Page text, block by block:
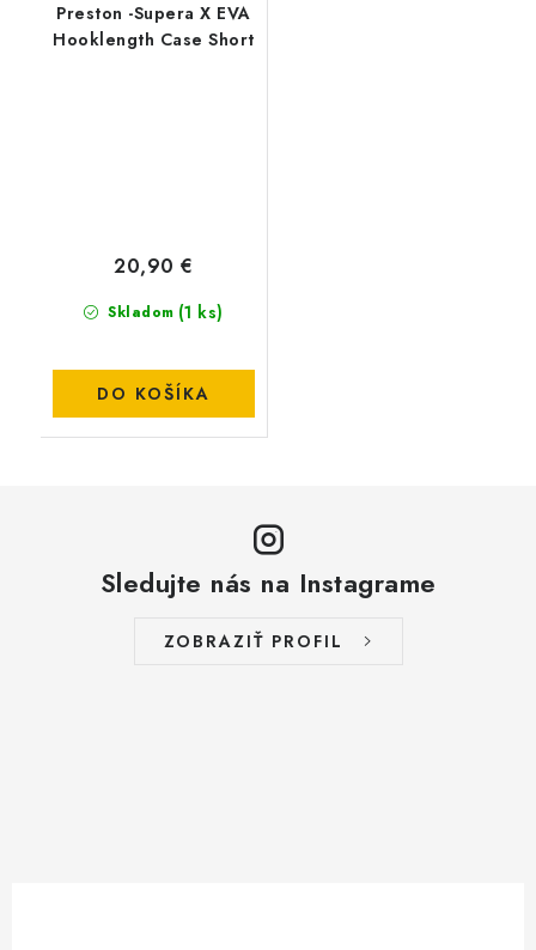
Preston -Supera X EVA
Hooklength Case Short
Skladom (1 ks)
20,90 €
DO KOŠÍKA
Sledujte nás na Instagrame
ZOBRAZIŤ PROFIL